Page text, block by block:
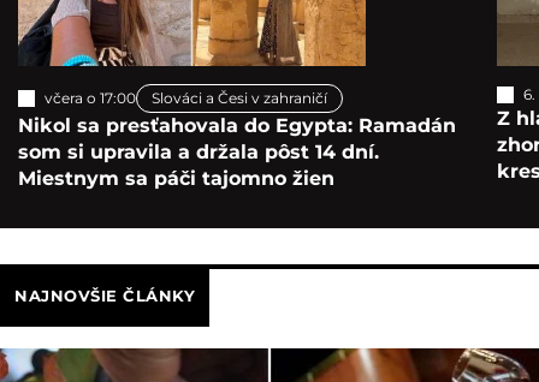
včera o 17:00 Slováci a Česi v zahraničí
Nikol sa presťahovala do Egypta: Ramadán
som si upravila a držala pôst 14 dní.
Miestnym sa páči tajomno žien
Z
NAJNOVŠIE ČLÁNKY